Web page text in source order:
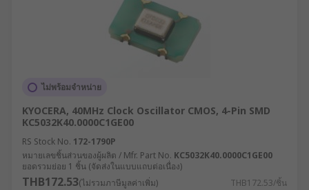
ไม่พร้อมจำหน่าย
KYOCERA, 40MHz Clock Oscillator CMOS, 4-Pin SMD
KC5032K40.0000C1GE00
RS Stock No. 172-1790P
หมายเลขชิ้นส่วนของผู้ผลิต / Mfr. Part No. KC5032K40.0000C1GE00
ยอดรวมย่อย 1 ชิ้น (จัดส่งในแบบแถบต่อเนื่อง)
THB172.53(ไม่รวมภาษีมูลค่าเพิ่ม) THB172.53/ชิ้น